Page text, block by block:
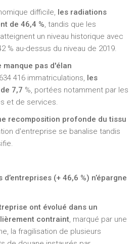
difficile, les radiations
de 46,4 %, tandis que les
un niveau historique avec
% au-dessus du niveau de 2019.
manque pas d'élan
416 immatriculations, les
7,7 %, portées notamment par les
et de services.
recomposition profonde du tissu
d'entreprise se banalise tandis
(+ 46,6 %) n’épargne
ont évolué dans un
contraint, marqué par une
la fragilisation de plusieurs